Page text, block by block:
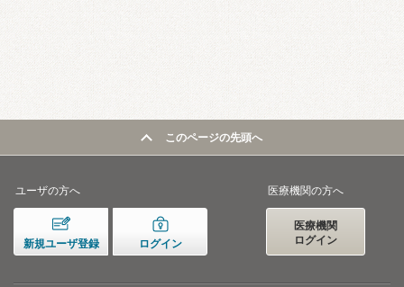
このページの先頭へ
ユーザの方へ
新規ユーザ登録 ログイン
医療機関の方へ
医療機関
ログイン